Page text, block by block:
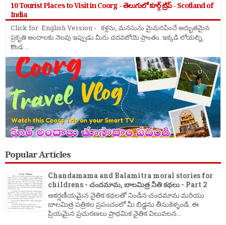
10 Tourist Places to Visit in Coorg - తెలుగులో కూర్గ్ ట్రిప్ - Scotland of
India
Click for English Version - కళ్లను, మనసును మైమరిపించే అద్భుతమైన
ప్రకృతి అందాలకు నెలవు ఇప్పుడు మీరు చదవబోయె ప్రాంతం. ఇక్కడి లోయల్ని,
కొండ ...
Popular Articles
Chandamama and Balamitra moral stories for
childrens - చందమామ, బాలమిత్ర నీతి కథలు - Part 2
ఆకర్షణీయమైన నైతిక కథలతో నిండిన చందమామ మరియు
బాలమిత్ర పత్రికల ప్రపంచంలో మీ బిడ్డను తీసుకెళ్ళండి. ఈ
ప్రియమైన ప్రచురణలు ప్రాథమిక నైతిక విలువలన...